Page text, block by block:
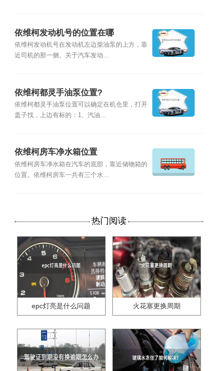
依维柯发动机号的位置在哪
依维柯发动机号在发动机左边柴油泵的上方，靠
近司机的那一侧。关于汽车发动...
依维柯都灵手油泵位置?
依维柯都灵手油泵位置可以确定在机仓里，打开
盖子找，上边有标的：1、汽油...
依维柯房车净水箱位置
依维柯房车净水箱在汽车的底部，靠近储物箱的
位置。依维柯房车一共有三个水...
热门阅读
epc灯亮是什么问题 火花塞更换周期